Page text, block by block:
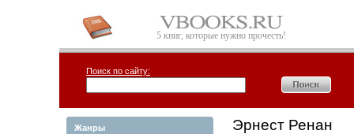
5 книг, которые нужно прочесть!
Поиск по сайту:
Жанры Эрнест Ренан